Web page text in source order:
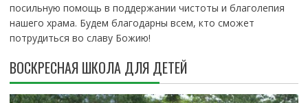
посильную помощь в поддержании чистоты и благолепия
нашего храма. Будем благодарны всем, кто сможет
потрудиться во славу Божию!
ВОСКРЕСНАЯ ШКОЛА ДЛЯ ДЕТЕЙ